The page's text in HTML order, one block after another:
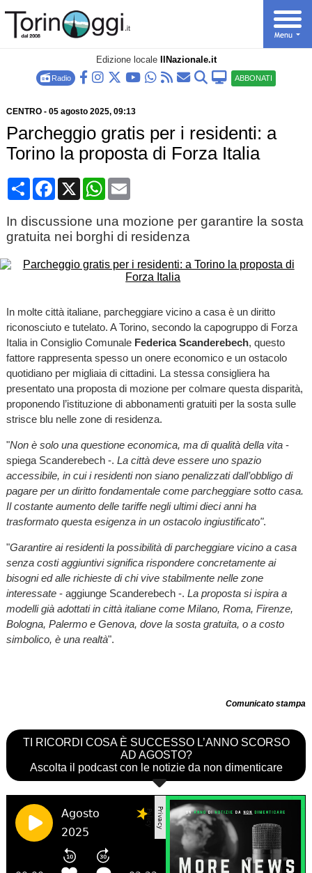
Edizione locale IlNazionale.it
Radio ABBONATI
CENTRO- 05 agosto 2025, 09:13
Parcheggio gratis per i residenti: a
Torino la proposta di Forza Italia
CondividiFacebook
X WhatsApp
Email
In discussione una mozione per garantire la sosta
gratuita nei borghi di residenza
In molte città italiane, parcheggiare vicino a casa è un diritto
riconosciuto e tutelato. A Torino, secondo la capogruppo di Forza
Italia in Consiglio Comunale Federica Scanderebech, questo
fattore rappresenta spesso un onere economico e un ostacolo
quotidiano per migliaia di cittadini. La stessa consigliera ha
presentato una proposta di mozione per colmare questa disparità,
proponendo l’istituzione di abbonamenti gratuiti per la sosta sulle
strisce blu nelle zone di residenza.
"Non è solo una questione economica, ma di qualità della vita-
spiega Scanderebech -. La città deve essere uno spazio
accessibile, in cui i residenti non siano penalizzati dall’obbligo di
pagare per un diritto fondamentale come parcheggiare sotto casa.
Il costante aumento delle tariffe negli ultimi dieci anni ha
trasformato questa esigenza in un ostacolo ingiustificato".
"Garantire ai residenti la possibilità di parcheggiare vicino a casa
senza costi aggiuntivi significa rispondere concretamente ai
bisogni ed alle richieste di chi vive stabilmente nelle zone
interessate- aggiunge Scanderebech -. La proposta si ispira a
modelli già adottati in città italiane come Milano, Roma, Firenze,
Bologna, Palermo e Genova, dove la sosta gratuita, o a costo
simbolico, è una realtà".
Comunicato stampa
TI RICORDI COSA È SUCCESSO L’ANNO SCORSO
AD AGOSTO?
Ascolta il podcast con le notizie da non dimenticare